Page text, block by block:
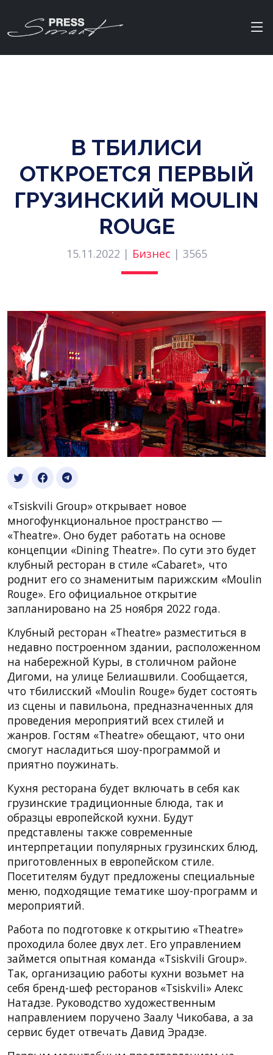
В ТБИЛИСИ
ОТКРОЕТСЯ ПЕРВЫЙ
ГРУЗИНСКИЙ MOULIN
ROUGE
15.11.2022 | Бизнес | 3565
«Tsiskvili Group» открывает новое
многофункциональное пространство —
«Theatre». Оно будет работать на основе
концепции «Dining Theatre». По сути это будет
клубный ресторан в стиле «Cabaret», что
роднит его со знаменитым парижским «Moulin
Rouge». Его официальное открытие
запланировано на 25 ноября 2022 года.
Клубный ресторан «Theatre» разместиться в
недавно построенном здании, расположенном
на набережной Куры, в столичном районе
Дигоми, на улице Белиашвили. Сообщается,
что тбилисский «Moulin Rouge» будет состоять
из сцены и павильона, предназначенных для
проведения мероприятий всех стилей и
жанров. Гостям «Theatre» обещают, что они
смогут насладиться шоу-программой и
приятно поужинать.
Кухня ресторана будет включать в себя как
грузинские традиционные блюда, так и
образцы европейской кухни. Будут
представлены также современные
интерпретации популярных грузинских блюд,
приготовленных в европейском стиле.
Посетителям будут предложены специальные
меню, подходящие тематике шоу-программ и
мероприятий.
Работа по подготовке к открытию «Theatre»
проходила более двух лет. Его управлением
займется опытная команда «Tsiskvili Group».
Так, организацию работы кухни возьмет на
себя бренд-шеф ресторанов «Tsiskvili» Алекс
Натадзе. Руководство художественным
направлением поручено Заалу Чикобава, а за
сервис будет отвечать Давид Эрадзе.